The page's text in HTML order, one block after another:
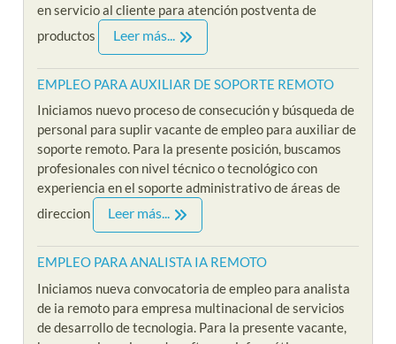
en servicio al cliente para atención postventa de
productos
Leer más...
EMPLEO PARA AUXILIAR DE SOPORTE REMOTO
Iniciamos nuevo proceso de consecución y búsqueda de
personal para suplir vacante de empleo para auxiliar de
soporte remoto. Para la presente posición, buscamos
profesionales con nivel técnico o tecnológico con
experiencia en el soporte administrativo de áreas de
direccion
Leer más...
EMPLEO PARA ANALISTA IA REMOTO
Iniciamos nueva convocatoria de empleo para analista
de ia remoto para empresa multinacional de servicios
de desarrollo de tecnologia. Para la presente vacante,